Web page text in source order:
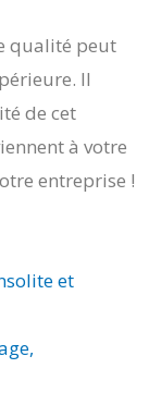
qualité peut
Il
de cet
à votre
entreprise !
et